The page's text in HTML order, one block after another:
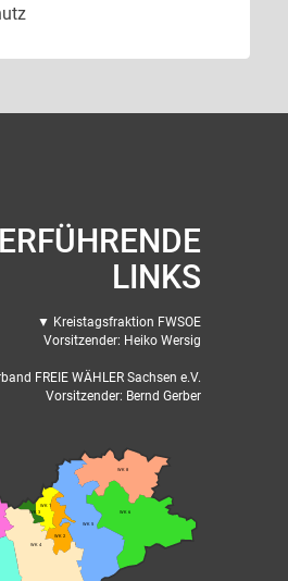
LINKS
▼ Kreistagsfraktion FWSOE
Vorsitzender: Heiko Wersig
FREIE WÄHLER Sachsen e.V.
Vorsitzender: Bernd Gerber
WK 4
WK 3
WK 1
WK 2
WK 5
WK 6
WK 8